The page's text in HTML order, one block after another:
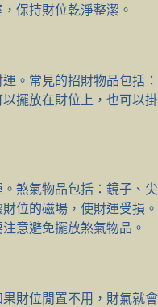
保持財位乾淨整潔。
。常見的招財物品包括：
擺放在財位上，也可以掛
煞氣物品包括：鏡子、尖
位的磁場，使財運受損。
意避免擺放煞氣物品。
財位閒置不用，財氣就會